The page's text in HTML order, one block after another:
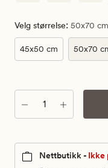
Velg størrelse: 50x70 cm
45x50 cm 50x70
Antall
Nettbutikk - Ikke